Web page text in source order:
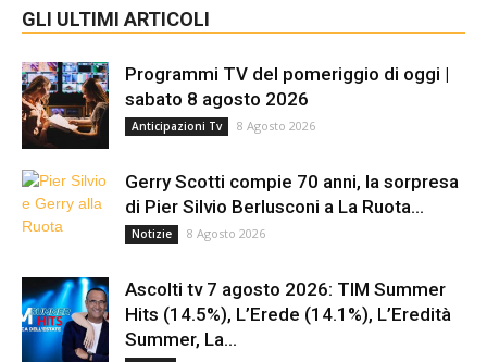
GLI ULTIMI ARTICOLI
Programmi TV del pomeriggio di oggi |
sabato 8 agosto 2026
Anticipazioni Tv 8 Agosto 2026
Gerry Scotti compie 70 anni, la sorpresa
di Pier Silvio Berlusconi a La Ruota...
Notizie 8 Agosto 2026
Ascolti tv 7 agosto 2026: TIM Summer
Hits (14.5%), L’Erede (14.1%), L’Eredità
Summer, La...